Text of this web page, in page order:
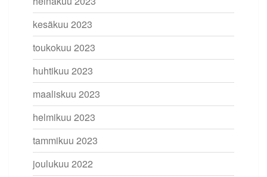
kesäkuu 2023
toukokuu 2023
huhtikuu 2023
maaliskuu 2023
helmikuu 2023
tammikuu 2023
joulukuu 2022